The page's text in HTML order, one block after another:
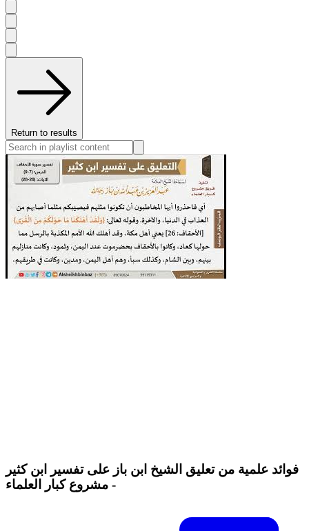
Return to results
فوائد علمية من تعليق الشيخ ابن باز على تفسير ابن كثير
- مشروع كبار العلماء